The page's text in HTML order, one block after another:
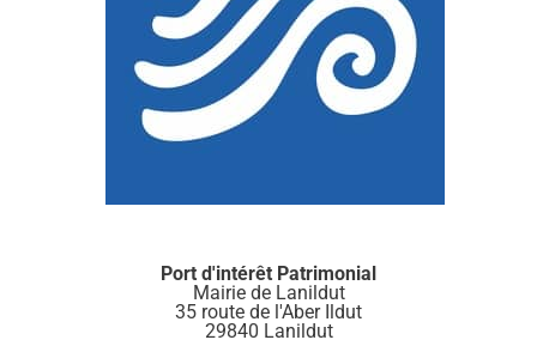
Port d'intérêt Patrimonial
Mairie de Lanildut
35 route de l'Aber Ildut
29840 Lanildut